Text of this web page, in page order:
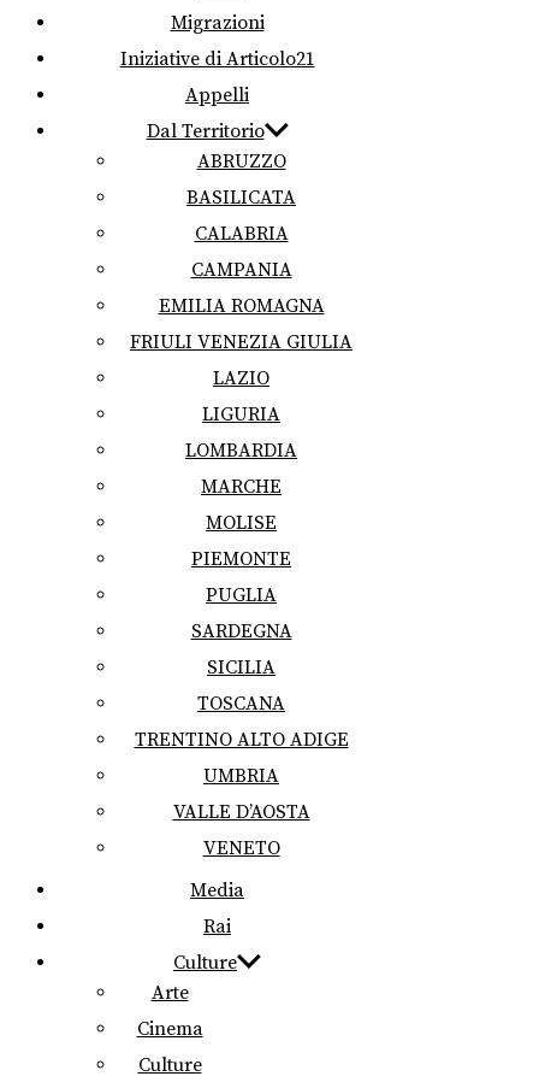
Migrazioni
Iniziative di Articolo21
Appelli
Dal Territorio
ABRUZZO
BASILICATA
CALABRIA
CAMPANIA
EMILIA ROMAGNA
FRIULI VENEZIA GIULIA
LAZIO
LIGURIA
LOMBARDIA
MARCHE
MOLISE
PIEMONTE
PUGLIA
SARDEGNA
SICILIA
TOSCANA
TRENTINO ALTO ADIGE
UMBRIA
VALLE D’AOSTA
VENETO
Media
Rai
Culture
Arte
Cinema
Culture